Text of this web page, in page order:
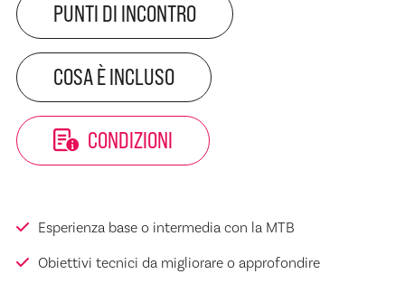
PUNTI DI INCONTRO
COSA È INCLUSO
CONDIZIONI
Esperienza base o intermedia con la MTB
Obiettivi tecnici da migliorare o approfondire